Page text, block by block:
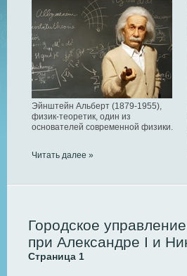
Эйнштейн Альберт (1879-1955),
физик-теоретик, один из
основателей современной физики.
Читать далее »
Городское
при Александре I и
Страница 1